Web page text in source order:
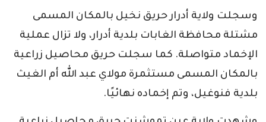
وسجلت ولاية أدرار حريق نخيل بالمكان المسمى
مشتلة محافظة الغابات بلدية أدرار، ولا تزال عملية
الإخماد متواصلة. كما سجلت حريق محاصيل زراعية
بالمكان المسمى مستثمرة مولاي عبد الله أم الغيث
بلدية فنوغيل، وتم إخماده نهائيًا.